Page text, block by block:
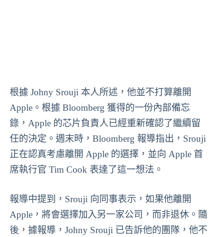
根據 Johny Srouji 本人所述，他並不打算離開
Apple。根據 Bloomberg 獲得的一份內部備忘
錄，Apple 的芯片負責人已經重新確認了繼續留
任的決定。週末時，Bloomberg 報導指出，Srouji
正在認真考慮離開 Apple 的選擇，並向 Apple 首
席執行官 Tim Cook 表達了這一想法。
報導中提到，Srouji 向同事表示，如果他離開
Apple，將會選擇加入另一家公司，而非退休。隨
後，據報導，Johny Srouji 已告訴他的團隊，他不